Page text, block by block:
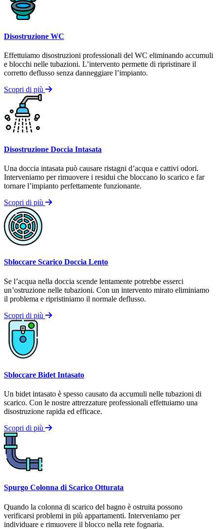
Disostruzione WC
Effettuiamo disostruzioni professionali del WC eliminando accumuli
e blocchi nelle tubazioni. L’intervento permette di ripristinare il
corretto deflusso senza danneggiare l’impianto.
Scopri di più
Disostruzione Doccia Intasata
Una doccia intasata può causare ristagni d’acqua e cattivi odori.
Interveniamo per rimuovere i residui che bloccano lo scarico e far
tornare l’impianto perfettamente funzionante.
Scopri di più
Sbloccare Scarico Doccia Lento
Se l’acqua nella doccia scende lentamente potrebbe esserci
un’ostruzione nelle tubazioni. Con un intervento mirato eliminiamo
il problema e ripristiniamo il normale deflusso.
Scopri di più
Sbloccare Bidet Intasato
Un bidet intasato è spesso causato da accumuli nelle tubazioni di
scarico. Con le nostre attrezzature professionali effettuiamo una
disostruzione rapida ed efficace.
Scopri di più
Spurgo Colonna di Scarico Otturata
Quando la colonna di scarico del bagno è ostruita possono
verificarsi problemi in più appartamenti. Interveniamo per
individuare e rimuovere il blocco nella rete fognaria.